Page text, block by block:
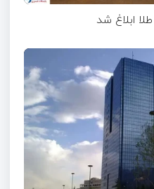
ابلاغ شد